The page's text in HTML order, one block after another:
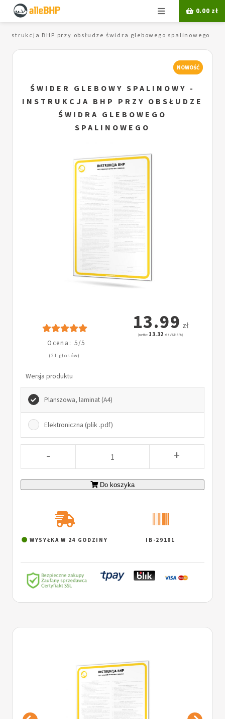
Menu 0.00 zł
instrukcja BHP przy obsłudze świdra glebowego spalinowego
NOWOŚĆ
ŚWIDER GLEBOWY SPALINOWY -
INSTRUKCJA BHP PRZY OBSŁUDZE
ŚWIDRA GLEBOWEGO
SPALINOWEGO
Ocena: 5/5
(21 głosów)
13.99 zł
(netto: 13.32 zł + VAT: 5%)
Wersja produktu
Planszowa, laminat (A4)
Elektroniczna (plik .pdf)
- +
Do koszyka
WYSYŁKA W 24 GODZINY IB-29101